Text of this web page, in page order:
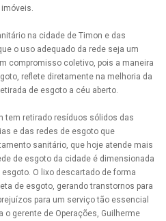
na cidade de Timon e das
o uso adequado da rede seja um
compromisso coletivo, pois a maneira
reflete diretamente na melhoria da
de esgoto a céu aberto.
tem retirado resíduos sólidos das
e das redes de esgoto que
sanitário, que hoje atende mais
de esgoto da cidade é dimensionada
O lixo descartado de forma
de esgoto, gerando transtornos para
para um serviço tão essencial
o gerente de Operações, Guilherme